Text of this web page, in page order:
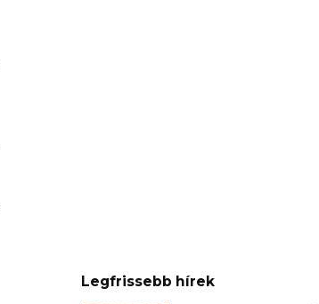
Legfrissebb hírek